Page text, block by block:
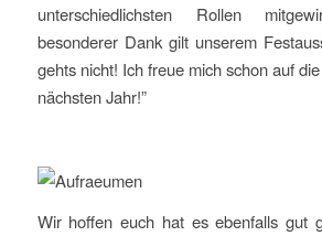
unterschiedlichsten Rollen
besonderer Dank gilt unserem
gehts nicht! Ich freue mich schon auf
nächsten Jahr!”
Wir hoffen euch hat es ebenfalls gut